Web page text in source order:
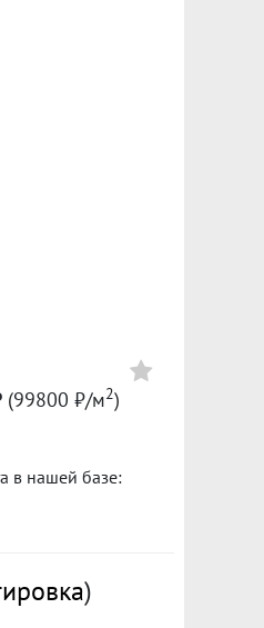
(99800 ₽/м2)
в нашей базе:
)